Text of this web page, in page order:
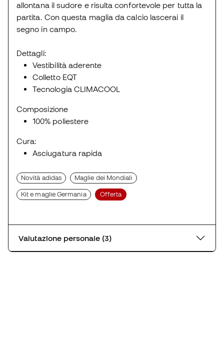
allontana il sudore e risulta confortevole per tutta la
partita. Con questa maglia da calcio lascerai il
segno in campo.
Dettagli:
Vestibilità aderente
Colletto EQT
Tecnologia CLIMACOOL
Composizione
100% poliestere
Cura:
Asciugatura rapida
Novità adidas Maglie dei Mondiali
Kit e maglie Germania Offerta
Valutazione personale (3)